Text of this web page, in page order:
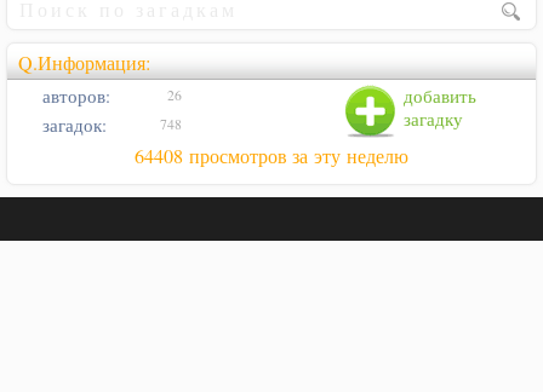
Q.Информация:
добавить
загадку
авторов: 26
загадок: 748
64408 просмотров за эту неделю